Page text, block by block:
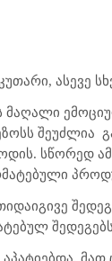
ასევე
მაღალი
შეუძლია
სწორედ
შედეგებს